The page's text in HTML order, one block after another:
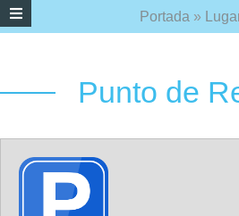
Portada »
Punto de